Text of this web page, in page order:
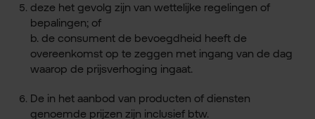
deze het gevolg zijn van wettelijke regelingen of
bepalingen; of
b. de consument de bevoegdheid heeft de
overeenkomst op te zeggen met ingang van de dag
waarop de prijsverhoging ingaat.
De in het aanbod van producten of diensten
genoemde prijzen zijn inclusief btw.